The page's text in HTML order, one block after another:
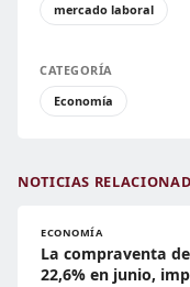
mercado laboral
CATEGORÍA
Economía
NOTICIAS
ECONOMÍA
La compraventa
22,6% en junio,